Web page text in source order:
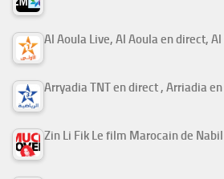
Al Aoula Live, Al Aoula en direct,
Arryadia TNT en direct , Arriadia